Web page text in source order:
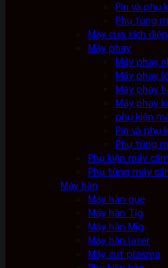
Pin và phụ
Phụ tùng
Máy cưa xích điện
Máy phay
Máy phay
Máy phay
Máy phay
Máy phay
phụ kiện
Pin và phụ
Phụ tùng
Phụ kiện máy
Phụ tùng máy
Máy hàn
Máy hàn que
Máy hàn Tig
Máy hàn Mig
Máy hàn laser
Máy cut plasma